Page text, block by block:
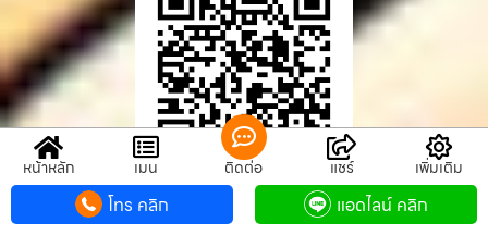
QR CODE LINE
หน้าหลัก เมนู ติดต่อ แชร์ เพิ่มเติม
โทร คลิก แอดไลน์ คลิก